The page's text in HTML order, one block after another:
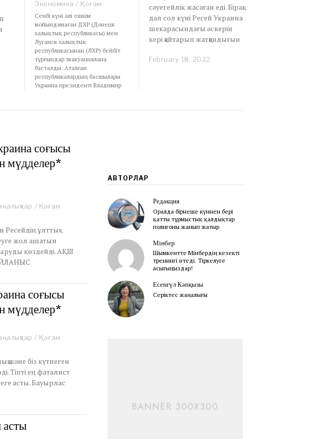
сәуегейлік жасаған еді. Бірақ
дәл сол күні Ресей Украина
шекарасындағы әскерін
кері қайтарып жатқандығын
February 18, 2022
Экономика / Қоғам
Сенбі күні әлі ешкім
мойындамаған ДХР (Донецк
халықтық республикасы) мен
Луганск халықтық
республикасынан (ЛХР) бейбіт
тұрғындар эвакуациялана
басталды. Аталған
республикалардың басшылары
Украина президенті Владимир
соғысы
мүдделер*
/ Қоғам
ұлттық
жол ашатын
көздейді. АҚШ
соғысы
мүдделер*
/ Қоғам
және біз күтпеген
Тіпті ең фаталист
асты. Бауырлас
АВТОРЛАР
Редакция
Оралда бірнеше күннен бері
қатты тұрмыстық қалдықтар
полигоны жанып жатыр
Мінбер
Шымкентте Мінбердің кезекті
тренингі өтеді. Тіркелуге
асығыңыздар!
Есенгүл Кәпқызы
Серіктес жаңалығы